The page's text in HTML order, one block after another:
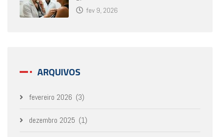
fev 9, 2026
ARQUIVOS
fevereiro 2026 (3)
dezembro 2025 (1)